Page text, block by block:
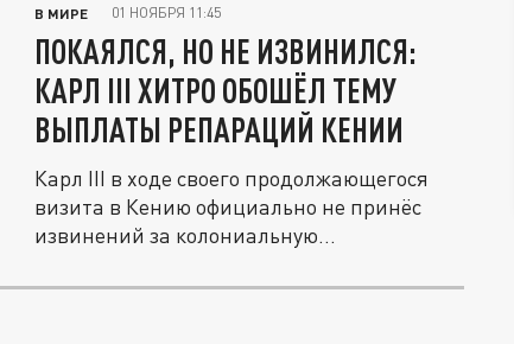
В МИРЕ 01 НОЯБРЯ 11:45
ПОКАЯЛСЯ, НО НЕ ИЗВИНИЛСЯ:
КАРЛ III ХИТРО ОБОШЁЛ ТЕМУ
ВЫПЛАТЫ РЕПАРАЦИЙ КЕНИИ
Карл III в ходе своего продолжающегося
визита в Кению официально не принёс
извинений за колониальную...